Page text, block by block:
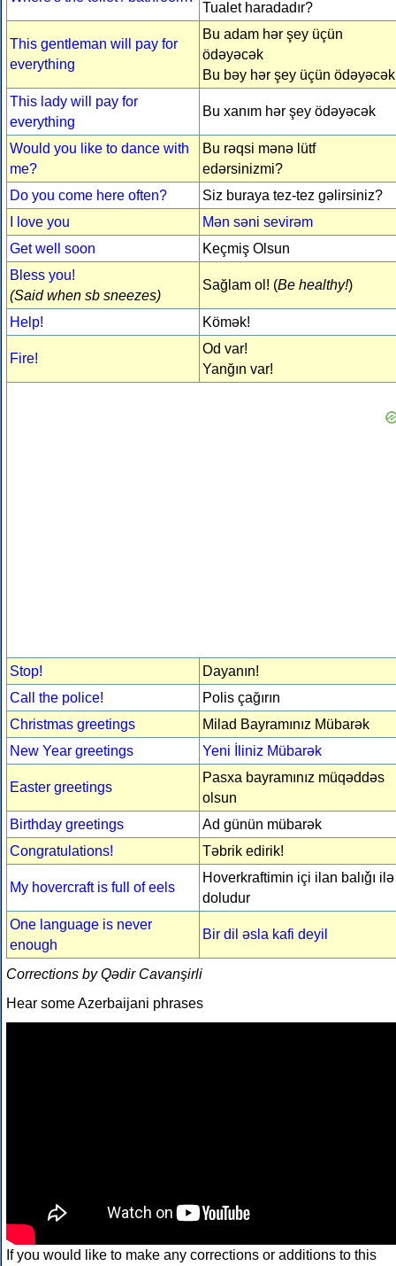
Tualet haradadır?
This gentleman will pay for
everything
Bu adam hər şey üçün
ödəyəcək
Bu bəy hər şey üçün ödəyəcək
This lady will pay for
everything
Bu xanım hər şey ödəyəcək
Would you like to dance with
me?
Bu rəqsi mənə lütf
edərsinizmi?
Do you come here often?
Siz buraya tez-tez gəlirsiniz?
I love you
Mən səni sevirəm
Get well soon
Keçmiş Olsun
Bless you!
(Said when sb sneezes)
Sağlam ol! (Be healthy!)
Help! Kömək!
Fire!
Od var!
Yanğın var!
Stop!
Dayanın!
Call the police!
Polis çağırın
Christmas greetings
Milad Bayramınız Mübarək
New Year greetings
Yeni İliniz Mübarək
Easter greetings
Pasxa bayramınız müqəddəs
olsun
Birthday greetings
Ad günün mübarək
Congratulations!
Təbrik edirik!
My hovercraft is full of eels
Hoverkraftimin içi ilan balıǧı ilə
doludur
One language is never
enough
Bir dil əsla kafi deyil
Corrections by Qədir Cavanşirli
Hear some Azerbaijani phrases
If you would like to make any corrections or additions to this